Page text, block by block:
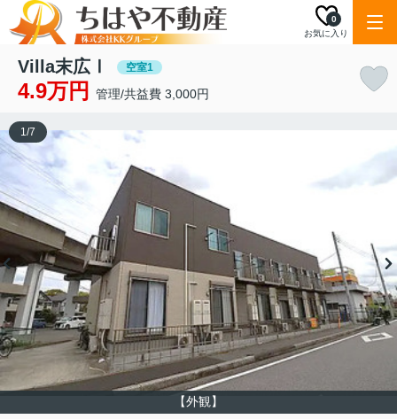
お気に入り
0
Villa末広Ⅰ 空室1
4.9万円 管理/共益費 3,000円
【外観】
1/7